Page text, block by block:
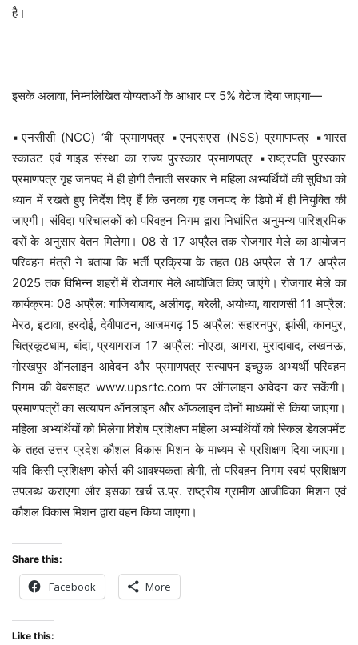
है।
इसके अलावा, निम्नलिखित योग्यताओं के आधार पर 5% वेटेज दिया जाएगा—
▪️एनसीसी (NCC) ‘बी’ प्रमाणपत्र ▪️एनएसएस (NSS) प्रमाणपत्र ▪️भारत
स्काउट एवं गाइड संस्था का राज्य पुरस्कार प्रमाणपत्र ▪️राष्ट्रपति पुरस्कार
प्रमाणपत्र गृह जनपद में ही होगी तैनाती सरकार ने महिला अभ्यर्थियों की सुविधा को
ध्यान में रखते हुए निर्देश दिए हैं कि उनका गृह जनपद के डिपो में ही नियुक्ति की
जाएगी। संविदा परिचालकों को परिवहन निगम द्वारा निर्धारित अनुमन्य पारिश्रमिक
दरों के अनुसार वेतन मिलेगा। 08 से 17 अप्रैल तक रोजगार मेले का आयोजन
परिवहन मंत्री ने बताया कि भर्ती प्रक्रिया के तहत 08 अप्रैल से 17 अप्रैल
2025 तक विभिन्न शहरों में रोजगार मेले आयोजित किए जाएंगे। रोजगार मेले का
कार्यक्रम: 08 अप्रैल: गाजियाबाद, अलीगढ़, बरेली, अयोध्या, वाराणसी 11 अप्रैल:
मेरठ, इटावा, हरदोई, देवीपाटन, आजमगढ़ 15 अप्रैल: सहारनपुर, झांसी, कानपुर,
चित्रकूटधाम, बांदा, प्रयागराज 17 अप्रैल: नोएडा, आगरा, मुरादाबाद, लखनऊ,
गोरखपुर ऑनलाइन आवेदन और प्रमाणपत्र सत्यापन इच्छुक अभ्यर्थी परिवहन
निगम की वेबसाइट www.upsrtc.com पर ऑनलाइन आवेदन कर सकेंगी।
प्रमाणपत्रों का सत्यापन ऑनलाइन और ऑफलाइन दोनों माध्यमों से किया जाएगा।
महिला अभ्यर्थियों को मिलेगा विशेष प्रशिक्षण महिला अभ्यर्थियों को स्किल डेवलपमेंट
के तहत उत्तर प्रदेश कौशल विकास मिशन के माध्यम से प्रशिक्षण दिया जाएगा।
यदि किसी प्रशिक्षण कोर्स की आवश्यकता होगी, तो परिवहन निगम स्वयं प्रशिक्षण
उपलब्ध कराएगा और इसका खर्च उ.प्र. राष्ट्रीय ग्रामीण आजीविका मिशन एवं
कौशल विकास मिशन द्वारा वहन किया जाएगा।
Share this:
Facebook More
Like this: